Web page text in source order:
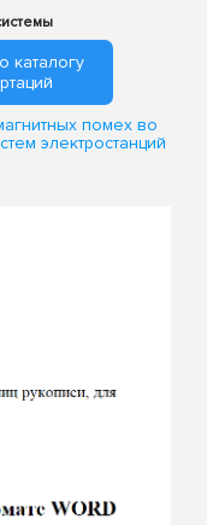
каталогу
помех во
электростанций